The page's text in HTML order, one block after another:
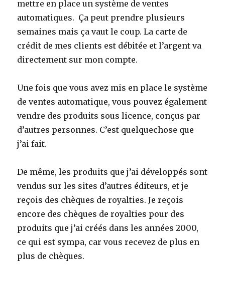
mettre en place un système de ventes
automatiques. Ça peut prendre plusieurs
semaines mais ça vaut le coup. La carte de
crédit de mes clients est débitée et l’argent va
directement sur mon compte.
Une fois que vous avez mis en place le système
de ventes automatique, vous pouvez également
vendre des produits sous licence, conçus par
d’autres personnes. C’est quelquechose que
j’ai fait.
De même, les produits que j’ai développés sont
vendus sur les sites d’autres éditeurs, et je
reçois des chèques de royalties. Je reçois
encore des chèques de royalties pour des
produits que j’ai créés dans les années 2000,
ce qui est sympa, car vous recevez de plus en
plus de chèques.